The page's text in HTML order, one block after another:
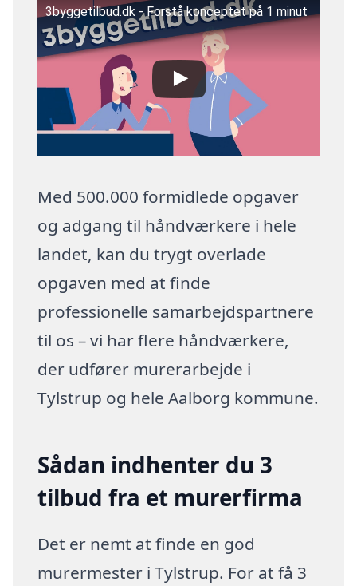
3byggetilbud.dk - Forstå konceptet på 1 minut
Med 500.000 formidlede opgaver
og adgang til håndværkere i hele
landet, kan du trygt overlade
opgaven med at finde
professionelle samarbejdspartnere
til os – vi har flere håndværkere,
der udfører murerarbejde i
Tylstrup og hele Aalborg kommune.
Sådan indhenter du 3
tilbud fra et murerfirma
Det er nemt at finde en god
murermester i Tylstrup. For at få 3